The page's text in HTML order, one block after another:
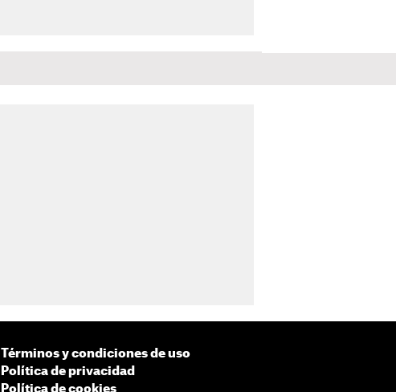
Términos y condiciones de uso
Política de privacidad
Política de cookies